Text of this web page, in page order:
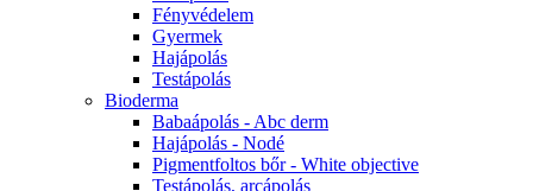
Fényvédelem
Gyermek
Hajápolás
Testápolás
Bioderma
Babaápolás - Abc derm
Hajápolás - Nodé
Pigmentfoltos bőr - White objective
Testápolás, arcápolás